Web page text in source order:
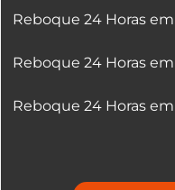
Reboque 24 Horas em
Reboque 24 Horas
Reboque 24 Horas